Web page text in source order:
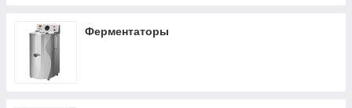
Ферментаторы